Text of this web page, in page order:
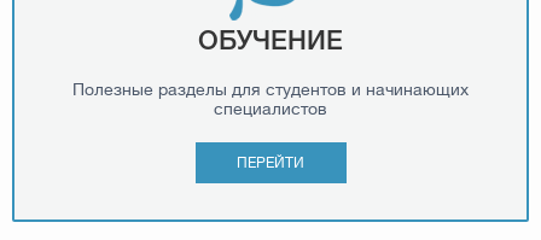
ОБУЧЕНИЕ
Полезные разделы для студентов и начинающих
специалистов
ПЕРЕЙТИ